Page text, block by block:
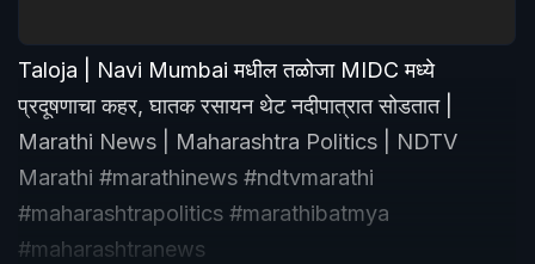
Taloja | Navi Mumbai मधील तळोजा MIDC मध्ये
प्रदूषणाचा कहर, घातक रसायन थेट नदीपात्रात सोडतात |
Marathi News | Maharashtra Politics | NDTV
Marathi #marathinews #ndtvmarathi
#maharashtrapolitics #marathibatmya
#maharashtranews